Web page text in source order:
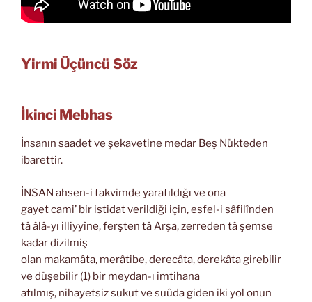
Yirmi Üçüncü Söz
İkinci Mebhas
İnsanın saadet ve şekavetine medar Beş Nükteden
ibarettir.
İNSAN ahsen-i takvimde yaratıldığı ve ona
gayet cami’ bir istidat verildiği için, esfel-i sâfilînden
tâ âlâ-yı illiyyîne, ferşten tâ Arşa, zerreden tâ şemse
kadar dizilmiş
olan makamâta, merâtibe, derecâta, derekâta girebilir
ve düşebilir (1) bir meydan-ı imtihana
atılmış, nihayetsiz sukut ve suûda giden iki yol onun